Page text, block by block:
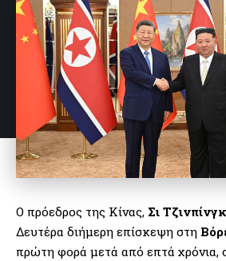
Ο πρόεδρος της Κίνας, Σι Τζινπίνγκ
Δευτέρα διήμερη επίσκεψη στη
πρώτη φορά μετά από επτά χρόνια,